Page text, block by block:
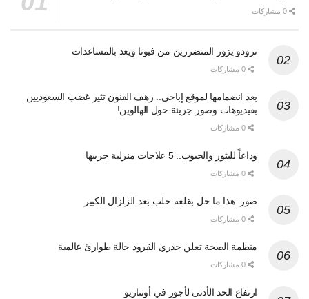
ترودو يزور المتضررين من فيونا ويعد بالمساعدات
بعد انضمامها لموقع إباحي.. رهف القنون تثير غضب السعوديين
بفيديوهات وصور جريئة حول الهالوين!
وداعاً للبثور والحبوب.. 5 علاجات منزلية جربيها
صور: هذا ما حل بقلعة حلب بعد الزلزال الكبير
منظمة الصحة تعلن جدري القرود حالة طوارئ عالمية
ارتفاع الحد الأدنى لأجور في أونتاريو